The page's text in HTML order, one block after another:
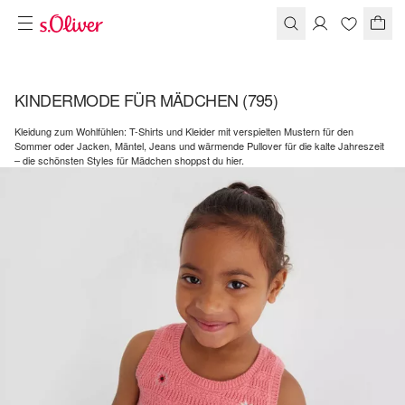
KINDERMODE FÜR MÄDCHEN (795)
Kleidung zum Wohlfühlen: T-Shirts und Kleider mit verspielten Mustern für den
Sommer oder Jacken, Mäntel, Jeans und wärmende Pullover für die kalte Jahreszeit
– die schönsten Styles für Mädchen shoppst du hier.